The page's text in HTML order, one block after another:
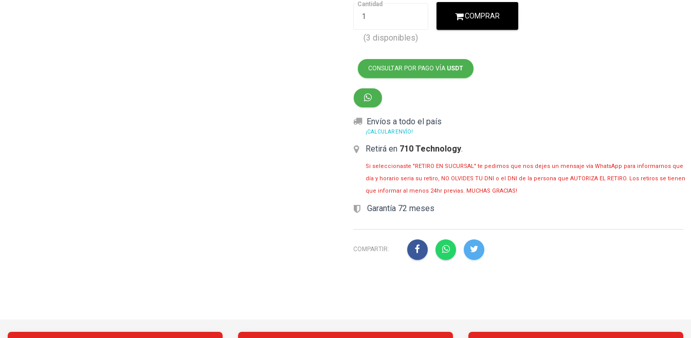
Cantidad
(3 disponibles)
COMPRAR
CONSULTAR POR PAGO VÍA USDT
Envíos a todo el país
¡CALCULAR ENVÍO!
Retirá en 710 Technology.
Si seleccionaste "RETIRO EN SUCURSAL" te pedimos que nos dejes un mensaje vía WhatsApp para informarnos que
día y horario seria su retiro, NO OLVIDES TU DNI o el DNI de la persona que AUTORIZA EL RETIRO. Los retiros se tienen
que informar al menos 24hr previas. MUCHAS GRACIAS!
Garantía 72 meses
COMPARTIR: